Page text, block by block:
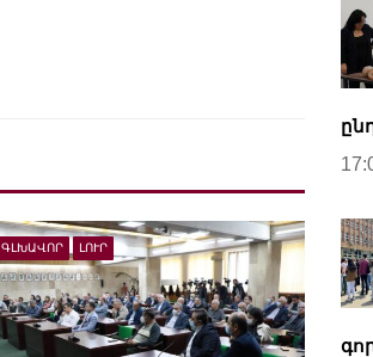
ԳԼԽԱՎՈՐ ԼՈՒՐ